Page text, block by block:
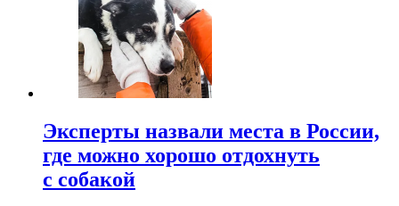
Эксперты назвали места в России,
где можно хорошо отдохнуть
с собакой